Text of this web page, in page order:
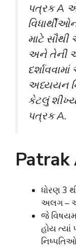
પત્રક A એ
માટે
અને તેની
અધ્યયન
કેટલું
પત્રક A.
ધોરણ 3
અલગ –
જે
હોય